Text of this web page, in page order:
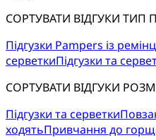
СОРТУВАТИ ВІДГУКИ ТИП
Підгузки Pampers із
серветкиПідгузки та
СОРТУВАТИ ВІДГУКИ
Підгузки та серветки
ходятьПривчання до